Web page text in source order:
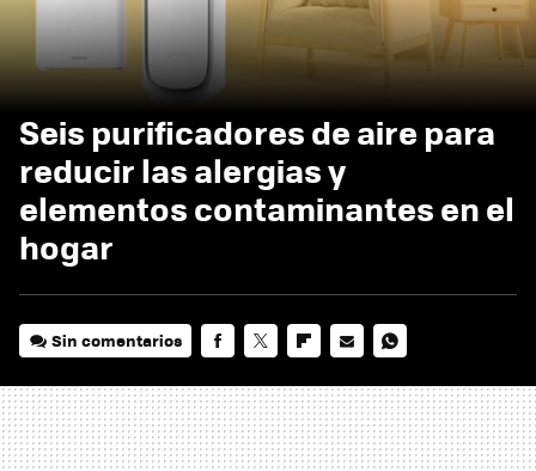
Seis purificadores de aire para
reducir las alergias y
elementos contaminantes en el
hogar
Sin comentarios
MAIL